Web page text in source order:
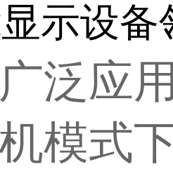
示设备
泛应
模式